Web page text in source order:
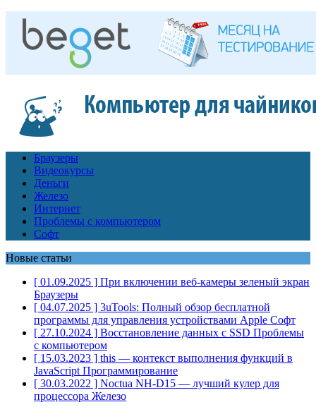
Браузеры
Видеокурсы
Деньги
Железо
Интернет
Проблемы с компьютером
Софт
Новые статьи
[ 01.09.2025 ] При включении веб-камеры зеленый экран
Браузеры
[ 04.07.2025 ] 3uTools: Полный обзор бесплатной
программы для управления устройствами Apple Софт
[ 27.10.2024 ] Восстановление данных с SSD Проблемы
с компьютером
[ 15.03.2023 ] this — контекст выполнения функций в
JavaScript Программирование
[ 30.03.2022 ] Noctua NH-D15 — лучший кулер для
процессора Железо